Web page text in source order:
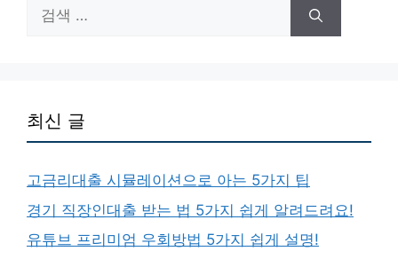
색:
최신 글
고금리대출 시뮬레이션으로 아는 5가지 팁
경기 직장인대출 받는 법 5가지 쉽게 알려드려요!
유튜브 프리미엄 우회방법 5가지 쉽게 설명!